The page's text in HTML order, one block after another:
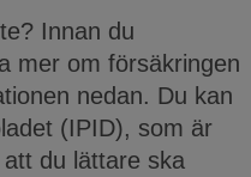
Innan du
mer om försäkringen
nedan. Du kan
(IPID), som är
du lättare ska